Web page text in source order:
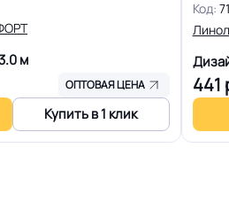
строителей, Для магазинов, Для
жилых зон, Для спальни, Для
детской
+-10% мм
м
ОПТОВАЯ ЦЕНА
Купить в 1 клик
Код:
441